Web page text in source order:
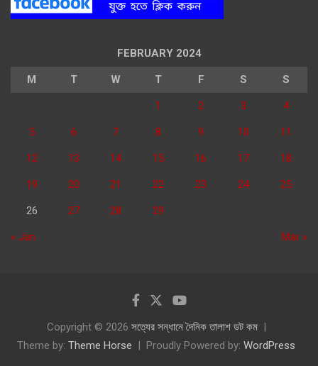
FEBRUARY 2024
M T W T F S S
1 2 3 4
5 6 7 8 9 10 11
12 13 14 15 16 17 18
19 20 21 22 23 24 25
26 27 28 29
« Jan Mar »
Copyright © 2026 সত্যের সন্ধানে দৈনিক তালাশ ডট কম
Theme by: Theme Horse Proudly Powered by: WordPress